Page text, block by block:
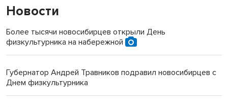
Новости
Более тысячи новосибирцев открыли День
физкультурника на набережной
Губернатор Андрей Травников подравил новосибирцев с
Днем физкультурника